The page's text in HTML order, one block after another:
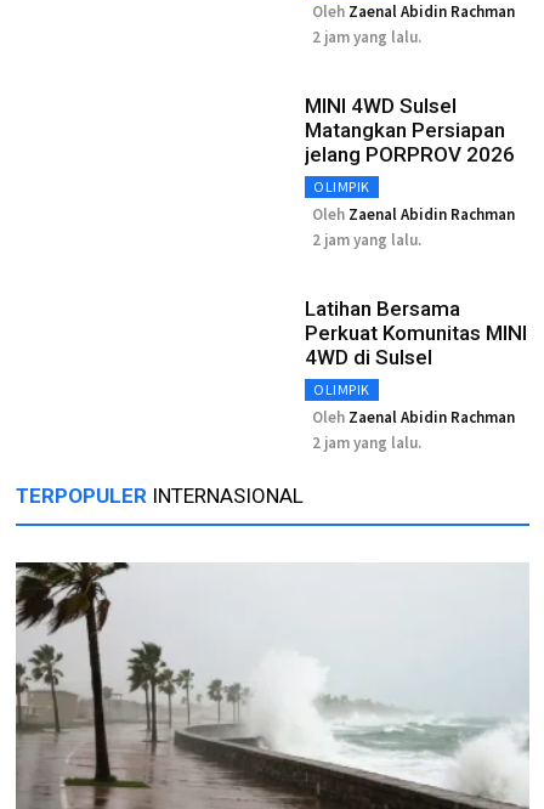
Oleh Zaenal Abidin Rachman
2 jam yang lalu.
MINI 4WD Sulsel
Matangkan Persiapan
jelang PORPROV 2026
OLIMPIK
Oleh Zaenal Abidin Rachman
2 jam yang lalu.
Latihan Bersama
Perkuat Komunitas MINI
4WD di Sulsel
OLIMPIK
Oleh Zaenal Abidin Rachman
2 jam yang lalu.
TERPOPULER INTERNASIONAL